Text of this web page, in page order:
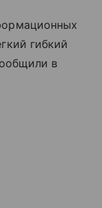
гибкий
в